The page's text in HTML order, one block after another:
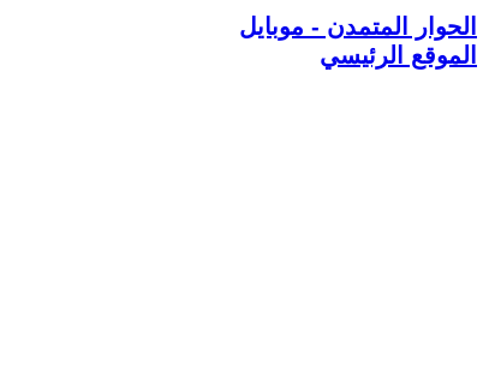
الحوار المتمدن - موبايل
الموقع الرئيسي